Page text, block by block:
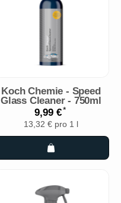
Koch Chemie - Speed
Glass Cleaner - 750ml
9,99 €*
13,32 € pro 1 l